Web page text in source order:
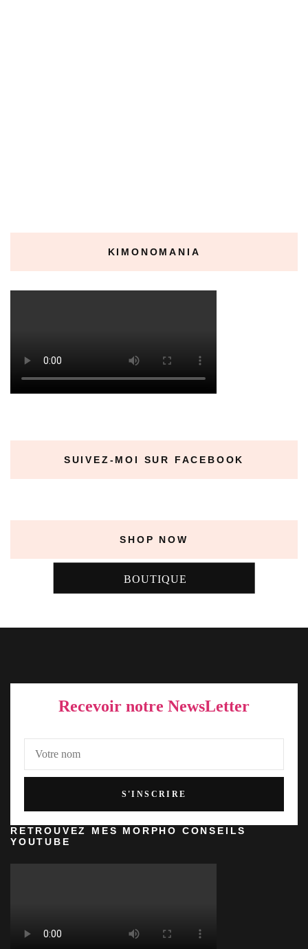
KIMONOMANIA
SUIVEZ-MOI SUR FACEBOOK
SHOP NOW
BOUTIQUE
Recevoir notre NewsLetter
RETROUVEZ MES MORPHO CONSEILS
YOUTUBE